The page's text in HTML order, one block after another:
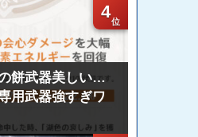
4
餅武器美しい…
用武器強すぎワ